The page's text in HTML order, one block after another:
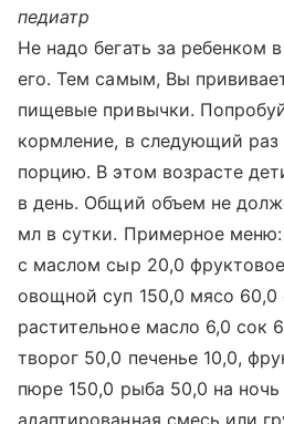
педиатр
Не надо бегать за ребенком
его. Тем самым, Вы
пищевые привычки.
кормление, в следующий раз
порцию. В этом возрасте
в день. Общий объем не
мл в сутки. Примерное
с маслом сыр 20,0
овощной суп 150,0 мясо
растительное масло 6,0 сок
творог 50,0 печенье 10,0,
пюре 150,0 рыба 50,0 на
адаптированная смесь или